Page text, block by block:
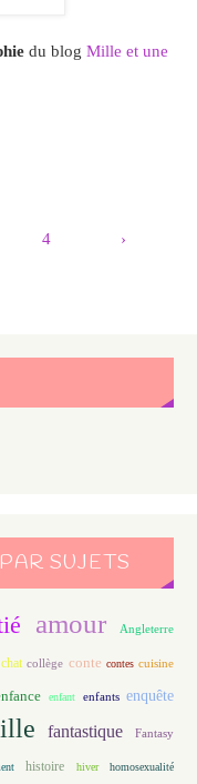
du blog Mille et une
4 ›
SUJETS
amour Angleterre
chat collège conte contes cuisine
enfant enfants enquête
fantastique Fantasy
histoire hiver homosexualité